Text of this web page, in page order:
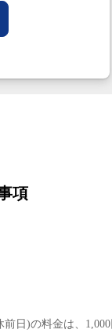
項
日)の料金は、